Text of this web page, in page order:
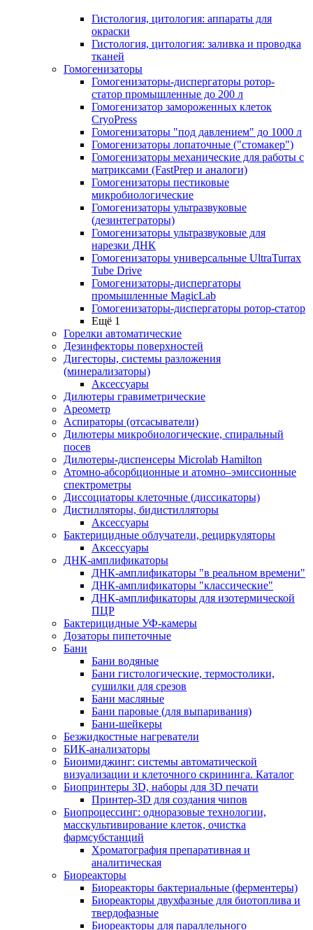
Гистология, цитология: аппараты для
окраски
Гистология, цитология: заливка и проводка
тканей
Гомогенизаторы
Гомогенизаторы-диспергаторы ротор-
статор промышленные до 200 л
Гомогенизатор замороженных клеток
CryoPress
Гомогенизаторы "под давлением" до 1000 л
Гомогенизаторы лопаточные ("стомакер")
Гомогенизаторы механические для работы с
матриксами (FastPrep и аналоги)
Гомогенизаторы пестиковые
микробиологические
Гомогенизаторы ультразвуковые
(дезинтеграторы)
Гомогенизаторы ультразвуковые для
нарезки ДНК
Гомогенизаторы универсальные UltraTurrax
Tube Drive
Гомогенизаторы-диспергаторы
промышленные MagicLab
Гомогенизаторы-диспергаторы ротор-статор
Ещё 1
Горелки автоматические
Дезинфекторы поверхностей
Дигесторы, системы разложения
(минерализаторы)
Аксессуары
Дилютеры гравиметрические
Ареометр
Аспираторы (отсасыватели)
Дилютеры микробиологические, спиральный
посев
Дилютеры-диспенсеры Microlab Hamilton
Атомно-абсорбционные и атомно–эмиссионные
спектрометры
Диссоциаторы клеточные (диссикаторы)
Дистилляторы, бидистилляторы
Аксессуары
Бактерицидные облучатели, рециркуляторы
Аксессуары
ДНК-амплификаторы
ДНК-амплификаторы "в реальном времени"
ДНК-амплификаторы "классические"
ДНК-амплификаторы для изотермической
ПЦР
Бактерицидные УФ-камеры
Дозаторы пипеточные
Бани
Бани водяные
Бани гистологические, термостолики,
сушилки для срезов
Бани масляные
Бани паровые (для выпаривания)
Бани-шейкеры
Безжидкостные нагреватели
БИК-анализаторы
Биоимиджинг: системы автоматической
визуализации и клеточного скрининга. Каталог
Биопринтеры 3D, наборы для 3D печати
Принтер-3D для создания чипов
Биопроцессинг: одноразовые технологии,
масскультивирование клеток, очистка
фармсубстанций
Хроматография препаративная и
аналитическая
Биореакторы
Биореакторы бактериальные (ферментеры)
Биореакторы двухфазные для биотоплива и
твердофазные
Биореакторы для параллельного